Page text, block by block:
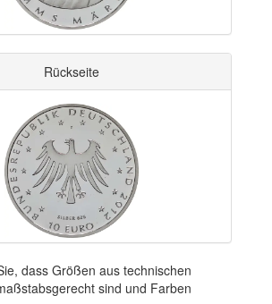
Rückseite
dass Größen aus technischen
sind und Farben